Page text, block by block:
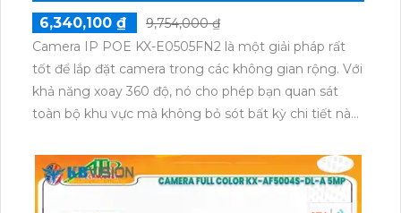
6,340,100 ₫
9,754,000 ₫
Camera IP POE KX-E0505FN2 là một giải pháp rất
tốt để lắp đặt camera trong các không gian rộng. Với
khả năng xoay 360 độ, nó cho phép bạn quan sát
toàn bộ khu vực mà không bỏ sót bất kỳ chi tiết nào.
sắc nét.Với công nghệ hình ảnh IP POE, việc kết nối
camera trở nên dễ dàng hơn bao giờ hết. Bạn có thể
thực hiện việc lắp đặt và cấu hình camera một cách